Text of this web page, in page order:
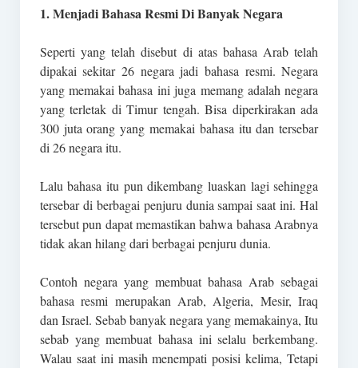
1. Menjadi Bahasa Resmi Di Banyak Negara
Seperti yang telah disebut di atas bahasa Arab telah
dipakai sekitar 26 negara jadi bahasa resmi. Negara
yang memakai bahasa ini juga memang adalah negara
yang terletak di Timur tengah. Bisa diperkirakan ada
300 juta orang yang memakai bahasa itu dan tersebar
di 26 negara itu.
Lalu bahasa itu pun dikembang luaskan lagi sehingga
tersebar di berbagai penjuru dunia sampai saat ini. Hal
tersebut pun dapat memastikan bahwa bahasa Arabnya
tidak akan hilang dari berbagai penjuru dunia.
Contoh negara yang membuat bahasa Arab sebagai
bahasa resmi merupakan Arab, Algeria, Mesir, Iraq
dan Israel. Sebab banyak negara yang memakainya, Itu
sebab yang membuat bahasa ini selalu berkembang.
Walau saat ini masih menempati posisi kelima, Tetapi